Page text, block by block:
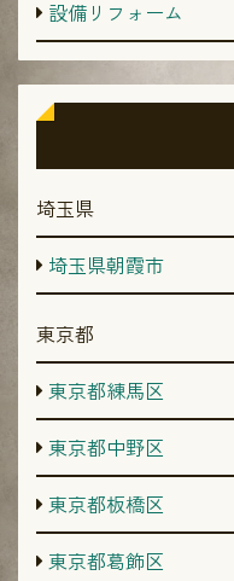
設備リフォーム
埼玉県
埼玉県朝霞市
東京都
東京都練馬区
東京都中野区
東京都板橋区
東京都葛飾区